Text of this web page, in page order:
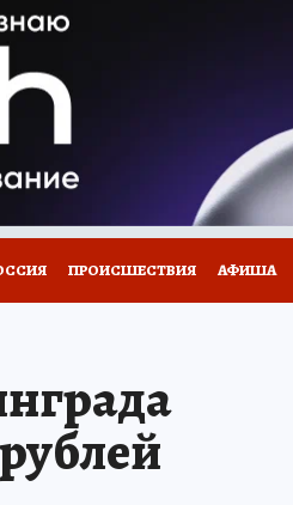
ПОТРЕБИТЕЛЯ
ПРОИСШЕСТВИЯ АФИША